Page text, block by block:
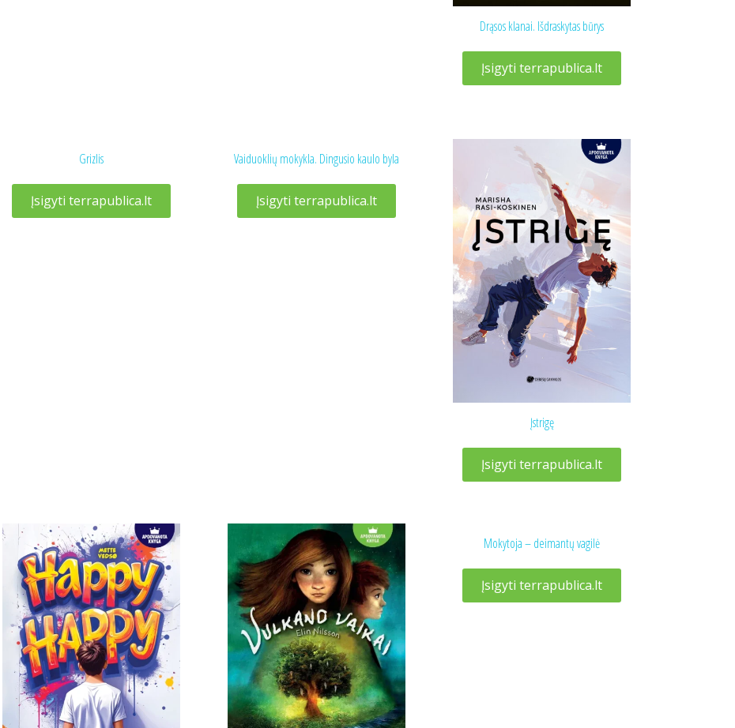
Drąsos klanai. Išdraskytas būrys
Įsigyti terrapublica.lt
Grizlis
Įsigyti terrapublica.lt
Vaiduoklių mokykla. Dingusio kaulo byla
Įsigyti terrapublica.lt
Įstrigę
Įsigyti terrapublica.lt
Mokytoja – deimantų vagilė
Įsigyti terrapublica.lt